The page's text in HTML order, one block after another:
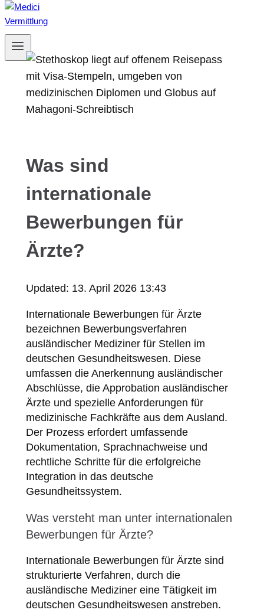
Was sind
internationale
Bewerbungen für
Ärzte?
Updated: 13. April 2026 13:43
Internationale Bewerbungen für Ärzte
bezeichnen Bewerbungsverfahren
ausländischer Mediziner für Stellen im
deutschen Gesundheitswesen. Diese
umfassen die Anerkennung ausländischer
Abschlüsse, die Approbation ausländischer
Ärzte und spezielle Anforderungen für
medizinische Fachkräfte aus dem Ausland.
Der Prozess erfordert umfassende
Dokumentation, Sprachnachweise und
rechtliche Schritte für die erfolgreiche
Integration in das deutsche
Gesundheitssystem.
Was versteht man unter internationalen
Bewerbungen für Ärzte?
Internationale Bewerbungen für Ärzte sind
strukturierte Verfahren, durch die
ausländische Mediziner eine Tätigkeit im
deutschen Gesundheitswesen anstreben.